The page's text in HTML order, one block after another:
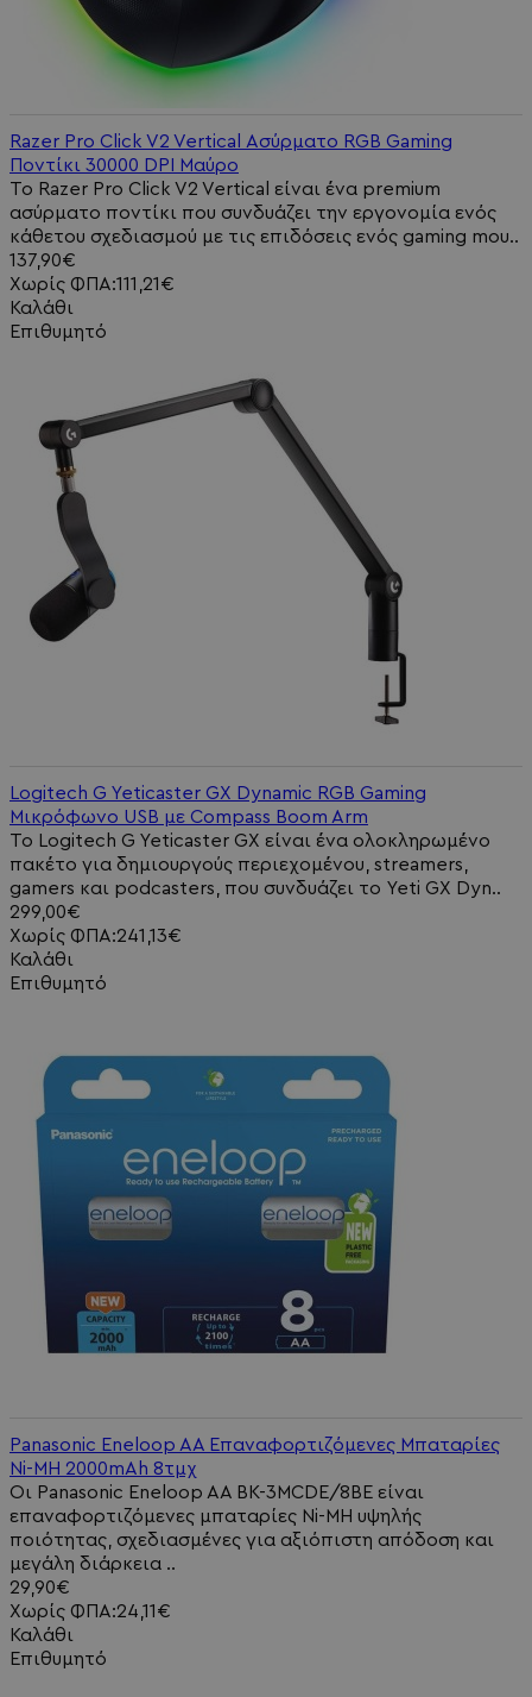
Razer Pro Click V2 Vertical Ασύρματο RGB Gaming
Ποντίκι 30000 DPI Μαύρο
Το Razer Pro Click V2 Vertical είναι ένα premium
ασύρματο ποντίκι που συνδυάζει την εργονομία ενός
κάθετου σχεδιασμού με τις επιδόσεις ενός gaming mou..
137,90€
Χωρίς ΦΠΑ:111,21€
Καλάθι
Επιθυμητό
Logitech G Yeticaster GX Dynamic RGB Gaming
Μικρόφωνο USB με Compass Boom Arm
Το Logitech G Yeticaster GX είναι ένα ολοκληρωμένο
πακέτο για δημιουργούς περιεχομένου, streamers,
gamers και podcasters, που συνδυάζει το Yeti GX Dyn..
299,00€
Χωρίς ΦΠΑ:241,13€
Καλάθι
Επιθυμητό
Panasonic Eneloop AA Επαναφορτιζόμενες Μπαταρίες
Ni-MH 2000mAh 8τμχ
Οι Panasonic Eneloop AA BK-3MCDE/8BE είναι
επαναφορτιζόμενες μπαταρίες Ni-MH υψηλής
ποιότητας, σχεδιασμένες για αξιόπιστη απόδοση και
μεγάλη διάρκεια ..
29,90€
Χωρίς ΦΠΑ:24,11€
Καλάθι
Επιθυμητό